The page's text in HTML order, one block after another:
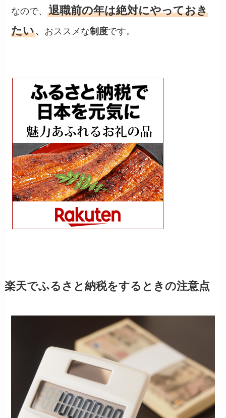
なので、退職前の年は絶対にやっておき
たい、 おススメな制度です。
楽天でふるさと納税をするときの注意点